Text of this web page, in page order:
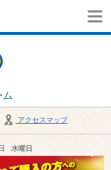
ム
アクセスマップ
水曜日